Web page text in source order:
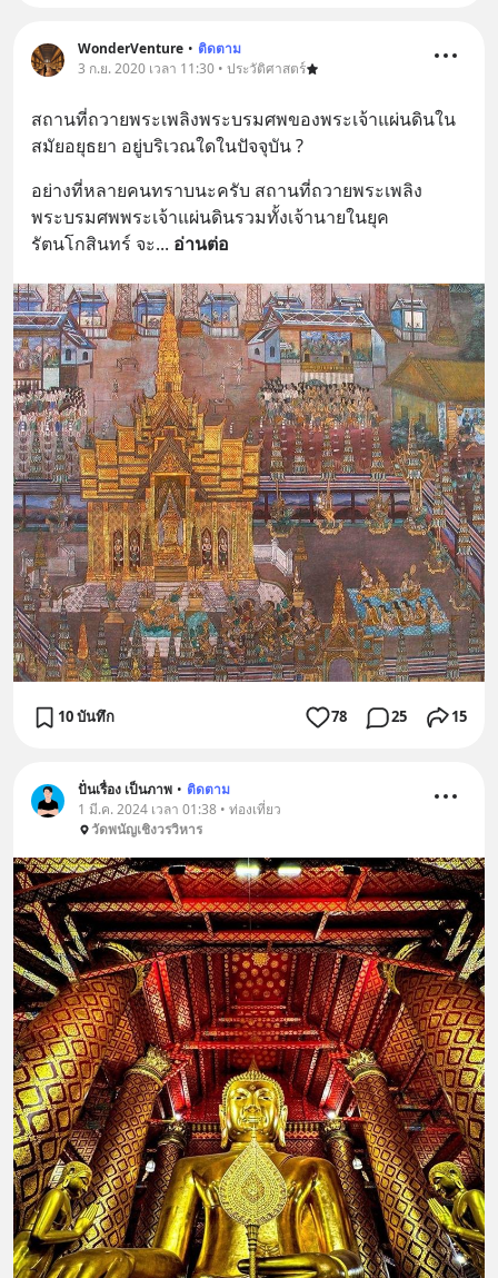
WonderVenture • ติดตาม
3 ก.ย. 2020 เวลา 11:30 • ประวัติศาสตร์
สถานที่ถวายพระเพลิงพระบรมศพของพระเจ้าแผ่นดินใน
สมัยอยุธยา อยู่บริเวณใดในปัจจุบัน ?
อย่างที่หลายคนทราบนะครับ สถานที่ถวายพระเพลิง
พระบรมศพพระเจ้าแผ่นดินรวมทั้งเจ้านายในยุค
รัตนโกสินทร์ จะ... อ่านต่อ
10 บันทึก 78 25 15
ปั่นเรื่อง เป็นภาพ • ติดตาม
1 มี.ค. 2024 เวลา 01:38 • ท่องเที่ยว
วัดพนัญเชิงวรวิหาร